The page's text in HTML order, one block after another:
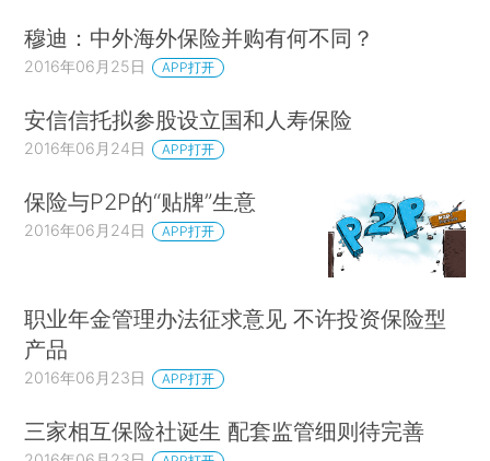
穆迪：中外海外保险并购有何不同？
2016年06月25日 APP打开
安信信托拟参股设立国和人寿保险
2016年06月24日 APP打开
保险与P2P的“贴牌”生意
2016年06月24日 APP打开
职业年金管理办法征求意见 不许投资保险型
产品
2016年06月23日 APP打开
三家相互保险社诞生 配套监管细则待完善